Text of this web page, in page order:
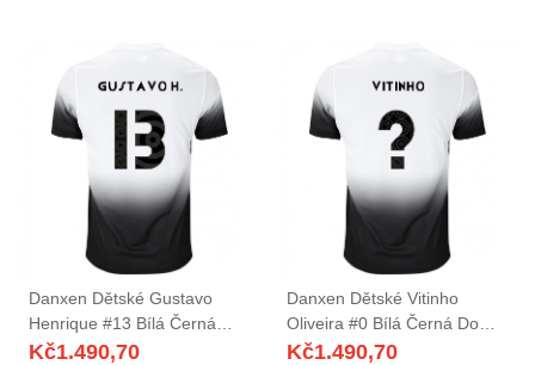
Danxen Dětské Gustavo
Henrique #13 Bílá Černá
Domů Hráčské Dresy
Kč1.490,70
Danxen Dětské Vitinho
Oliveira #0 Bílá Černá Domů
Hráčské Dresy 2025/26 Dres
Kč1.490,70